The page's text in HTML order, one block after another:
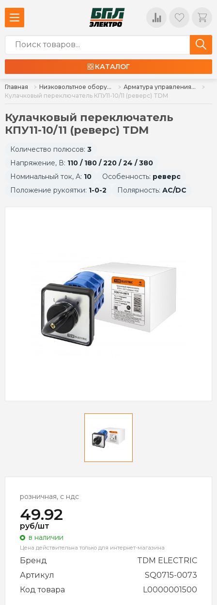
КАТАЛОГ
Главная Низковольтное оборудование
Арматура управления, кнопки, индикация
Кулачковый переключатель КПУ11-10/11 (реверс) TDM
Кулачковый переключатель
КПУ11-10/11 (реверс) TDM
Количество полюсов: 3
Напряжение, В: 110 / 180 / 220 / 24 / 380
Номинальный ток, А: 10 Особенность: реверс
Положение рукоятки: 1-0-2 Полярность: АC/DC
розничная, с ндс
49.92
руб/шт
в наличии
Цена действительна только для интернет-магазина
Бренд
TDM ELECTRIC
Артикул
SQ0715-0073
Код товара
L0000001500